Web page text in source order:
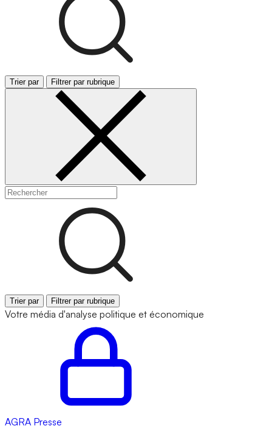
Trier par Filtrer par rubrique
Trier par Filtrer par rubrique
Votre média d'analyse politique et économique
AGRA Presse